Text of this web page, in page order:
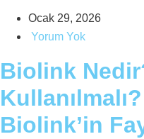
Ocak 29, 2026
Yorum Yok
Biolink
Biolink’in